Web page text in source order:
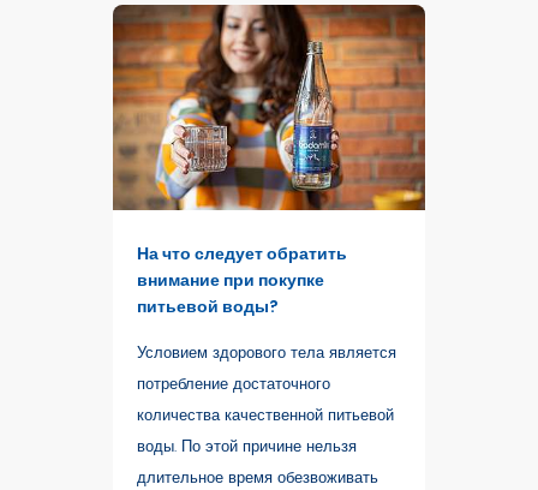
На что следует обратить
внимание при покупке
питьевой воды?
Условием здорового тела является
потребление достаточного
количества качественной питьевой
воды. По этой причине нельзя
длительное время обезвоживать